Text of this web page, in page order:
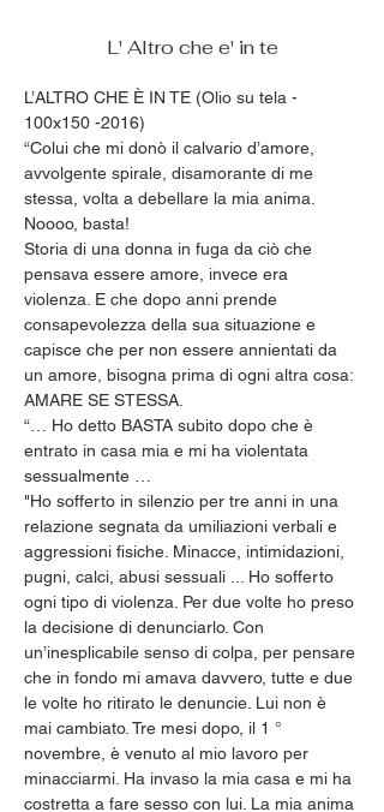
L' Altro che e' in te
L’ALTRO CHE È IN TE (Olio su tela -
100x150 -2016)
“Colui che mi donò il calvario d’amore,
avvolgente spirale, disamorante di me
stessa, volta a debellare la mia anima.
Noooo, basta!
Storia di una donna in fuga da ciò che
pensava essere amore, invece era
violenza. E che dopo anni prende
consapevolezza della sua situazione e
capisce che per non essere annientati da
un amore, bisogna prima di ogni altra cosa:
AMARE SE STESSA.
“… Ho detto BASTA subito dopo che è
entrato in casa mia e mi ha violentata
sessualmente …
"Ho sofferto in silenzio per tre anni in una
relazione segnata da umiliazioni verbali e
aggressioni fisiche. Minacce, intimidazioni,
pugni, calci, abusi sessuali ... Ho sofferto
ogni tipo di violenza. Per due volte ho preso
la decisione di denunciarlo. Con
un’inesplicabile senso di colpa, per pensare
che in fondo mi amava davvero, tutte e due
le volte ho ritirato le denuncie. Lui non è
mai cambiato. Tre mesi dopo, il 1 °
novembre, è venuto al mio lavoro per
minacciarmi. Ha invaso la mia casa e mi ha
costretta a fare sesso con lui. La mia anima